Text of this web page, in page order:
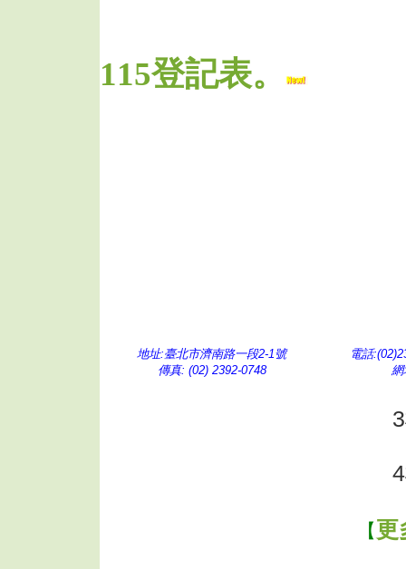
115登記表。
地址:臺北市濟南路一段2-1號
電話
傳真: (02) 2392-0748
【更